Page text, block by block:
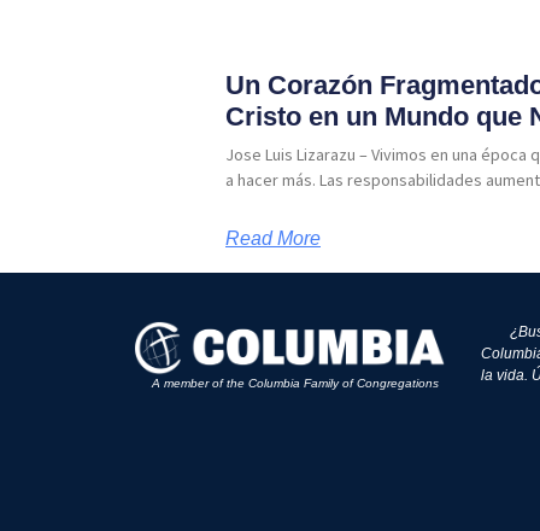
Un Corazón
Cristo en un Mundo que
Jose Luis Lizarazu – Vivimos en una
a hacer más. Las responsabilidades
Read More
A member of the Columbia Family of Congregations
la vida.